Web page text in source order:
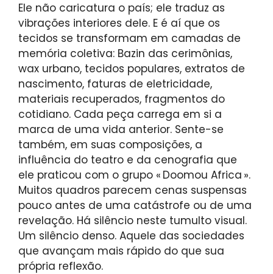
Ele não caricatura o país; ele traduz as
vibrações interiores dele. E é aí que os
tecidos se transformam em camadas de
memória coletiva: Bazin das cerimônias,
wax urbano, tecidos populares, extratos de
nascimento, faturas de eletricidade,
materiais recuperados, fragmentos do
cotidiano. Cada peça carrega em si a
marca de uma vida anterior. Sente-se
também, em suas composições, a
influência do teatro e da cenografia que
ele praticou com o grupo « Doomou Africa ».
Muitos quadros parecem cenas suspensas
pouco antes de uma catástrofe ou de uma
revelação. Há silêncio neste tumulto visual.
Um silêncio denso. Aquele das sociedades
que avançam mais rápido do que sua
própria reflexão.